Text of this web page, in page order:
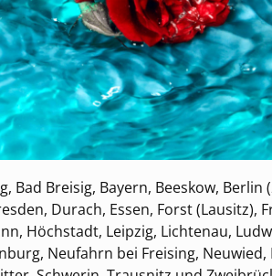
Bad Breisig, Bayern, Beeskow, Berlin
Durach, Essen, Forst (Lausitz),
Höchstadt, Leipzig, Lichtenau,
Neufahrn bei Freising,